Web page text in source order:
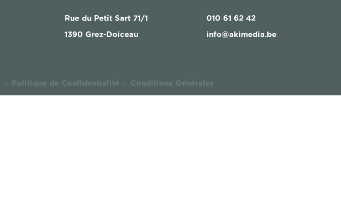
Rue du Petit Sart 71/1
1390 Grez-Doiceau
010 61 62 42
info@akimedia.be
- Politique de Confidentialité - Conditions Générales